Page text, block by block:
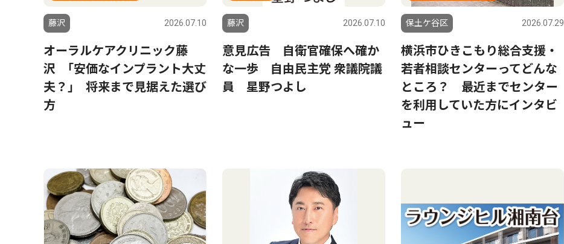
藤沢 2026.07.10
オーラルケアクリニック藤
沢 ｢安価なインプラント大丈
夫？｣ 将来まで見据えた選び
方
藤沢 2026.07.10
意見広告 自衛官確保へ確か
な一歩 自由民主党 衆議院議
員 星野つよし
保土ケ谷区 2026.07.29
横浜市ひきこもり総合支援・
若者相談センターってどんな
ところ？ 最近までセンター
を利用していた方にインタビ
ュー